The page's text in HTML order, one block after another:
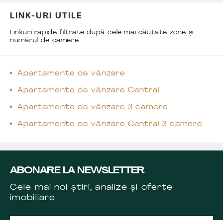
LINK-URI UTILE
Linkuri rapide filtrate după cele mai căutate zone și
numărul de camere
Apartamente de vânzare
Apartamente de vânzare Central
Apartamente de vânzare 3 camere
Apartamente de vânzare Central 3 camere
ABONARE LA NEWSLETTER
Cele mai noi știri, analize și oferte
imobiliare